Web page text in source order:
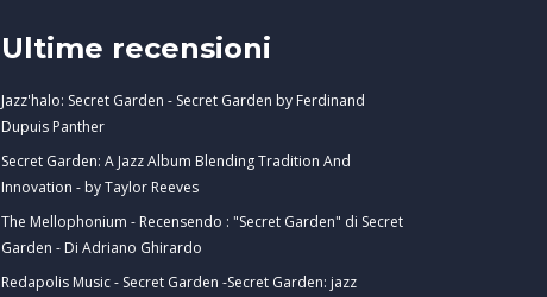
Ultime recensioni
Jazz'halo: Secret Garden - Secret Garden by Ferdinand
Dupuis Panther
Secret Garden: A Jazz Album Blending Tradition And
Innovation - by Taylor Reeves
The Mellophonium - Recensendo : "Secret Garden" di Secret
Garden - Di Adriano Ghirardo
Redapolis Music - Secret Garden -Secret Garden: jazz